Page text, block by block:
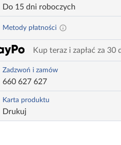
Do 15 dni roboczych
Metody płatności
Kup teraz i zapłać za 30
Zadzwoń i zamów
660 627 627
Karta produktu
Drukuj